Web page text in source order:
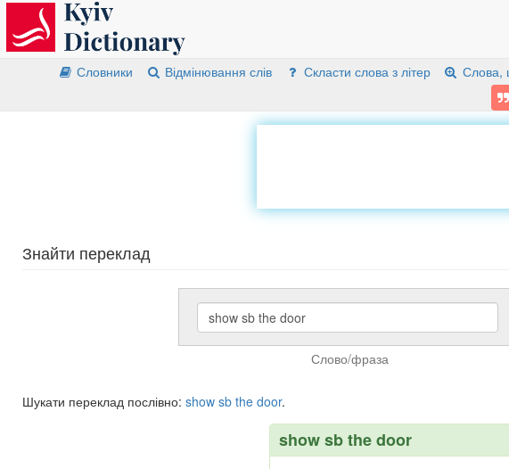
Словники Відмінювання слів Скласти слова з літер Слова,
Знайти переклад
Слово/фраза
Шукати переклад послівно: show sb the door.
show sb the door